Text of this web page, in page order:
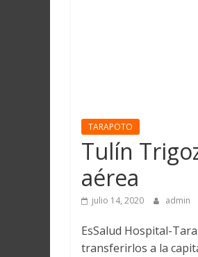
TARAPOTO
Tulín
aérea
julio 14, 2020 admin
EsSalud Hospital-
transferirlos a la